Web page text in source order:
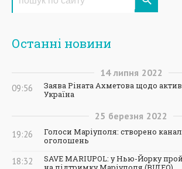
Останні новини
14 липня 2022
09:56
Заява Ріната Ахметова щодо
Україна
25 березня 2022
19:26
Голоси Маріуполя: створено
оголошень
18:32
SAVE MARIUPOL: у Нью-Йорку